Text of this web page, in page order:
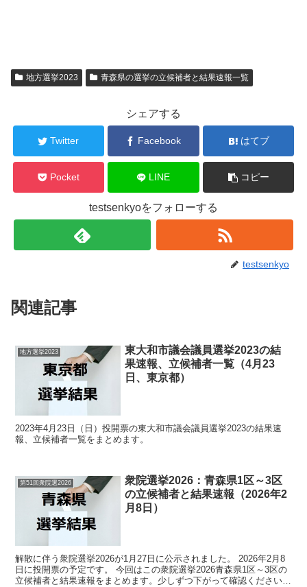
地方選挙2023 青森県の選挙の立候補者と結果速報一覧
シェアする
Twitter Facebook はてブ
Pocket LINE コピー
testsenkyoをフォローする
testsenkyo
関連記事
地方選挙2023
東大和市議会議員選挙2023の結
果速報、立候補者一覧（4月23
日、東京都）
2023年4月23日（日）投開票の東大和市議会議員選挙2023の結果速
報、立候補者一覧をまとめます。
第51回衆院選2026
衆院選挙2026：青森県1区～3区
の立候補者と結果速報（2026年2
月8日）
解散に伴う衆院選挙2026が1月27日に公示されました。 2026年2月8
日に投開票の予定です。 今回はこの衆院選挙2026青森県1区～3区の
立候補者と結果速報をまとめます。少しずつ下がって確認ください